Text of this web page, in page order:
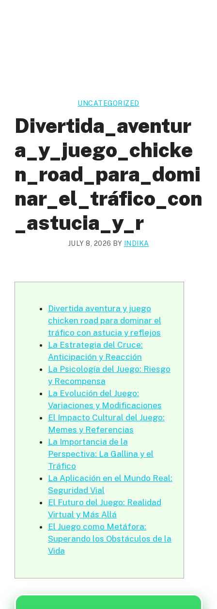
UNCATEGORIZED
Divertida_aventur
A_y_juego_chicke
N_road_para_domi
Nar_el_tráfico_con
_astucia_y_r
JULY 8, 2026 BY INDIKA
Divertida aventura y juego
chicken road para dominar el
tráfico con astucia y reflejos
La Estrategia del Cruce:
Anticipación y Reacción
La Psicología del Juego: Riesgo
y Recompensa
La Evolución del Juego:
Variaciones y Modificaciones
El Impacto Cultural del Juego:
Memes y Referencias
La Importancia de la
Perspectiva: La Gallina y el
Tráfico
La Aplicación en el Mundo Real:
Seguridad Vial
El Futuro del Juego: Realidad
Virtual y Más Allá
El Juego como Metáfora:
Superando los Obstáculos de la
Vida